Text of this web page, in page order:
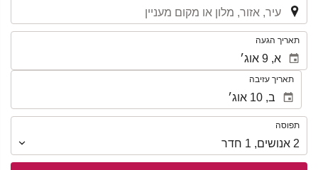
תאריך הגעה
תאריך עזיבה
תפוסה
תפוסה
2 אנושים,
1 חדר